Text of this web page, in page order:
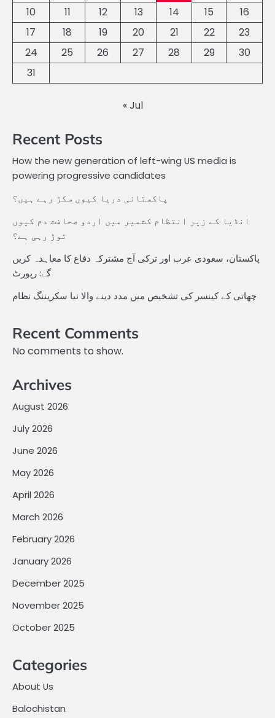
10
11 12 13 14 15
16
17
18 19 20 21 22
23
24
25 26 27 28 29
30
31
« Jul
Recent Posts
How the new generation of left-wing US media is
powering progressive candidates
پاکستانی دریا کیوں سکڑ رہے ہیں؟
انڈیا کے زیر انتظام کشمیر میں اردو صحافت دم کیوں
توڑ رہی ہے؟
پاکستان، سعودی عرب اور ترکی آج مشترکہ دفاع کا معاہدہ کریں
گے: رپورٹ
چھاتی کے کینسر کی تشخیص میں مدد دینے والا نیا سکریننگ نظام
Recent Comments
No comments to show.
Archives
August 2026
July 2026
June 2026
May 2026
April 2026
March 2026
February 2026
January 2026
December 2025
November 2025
October 2025
Categories
About Us
Balochistan